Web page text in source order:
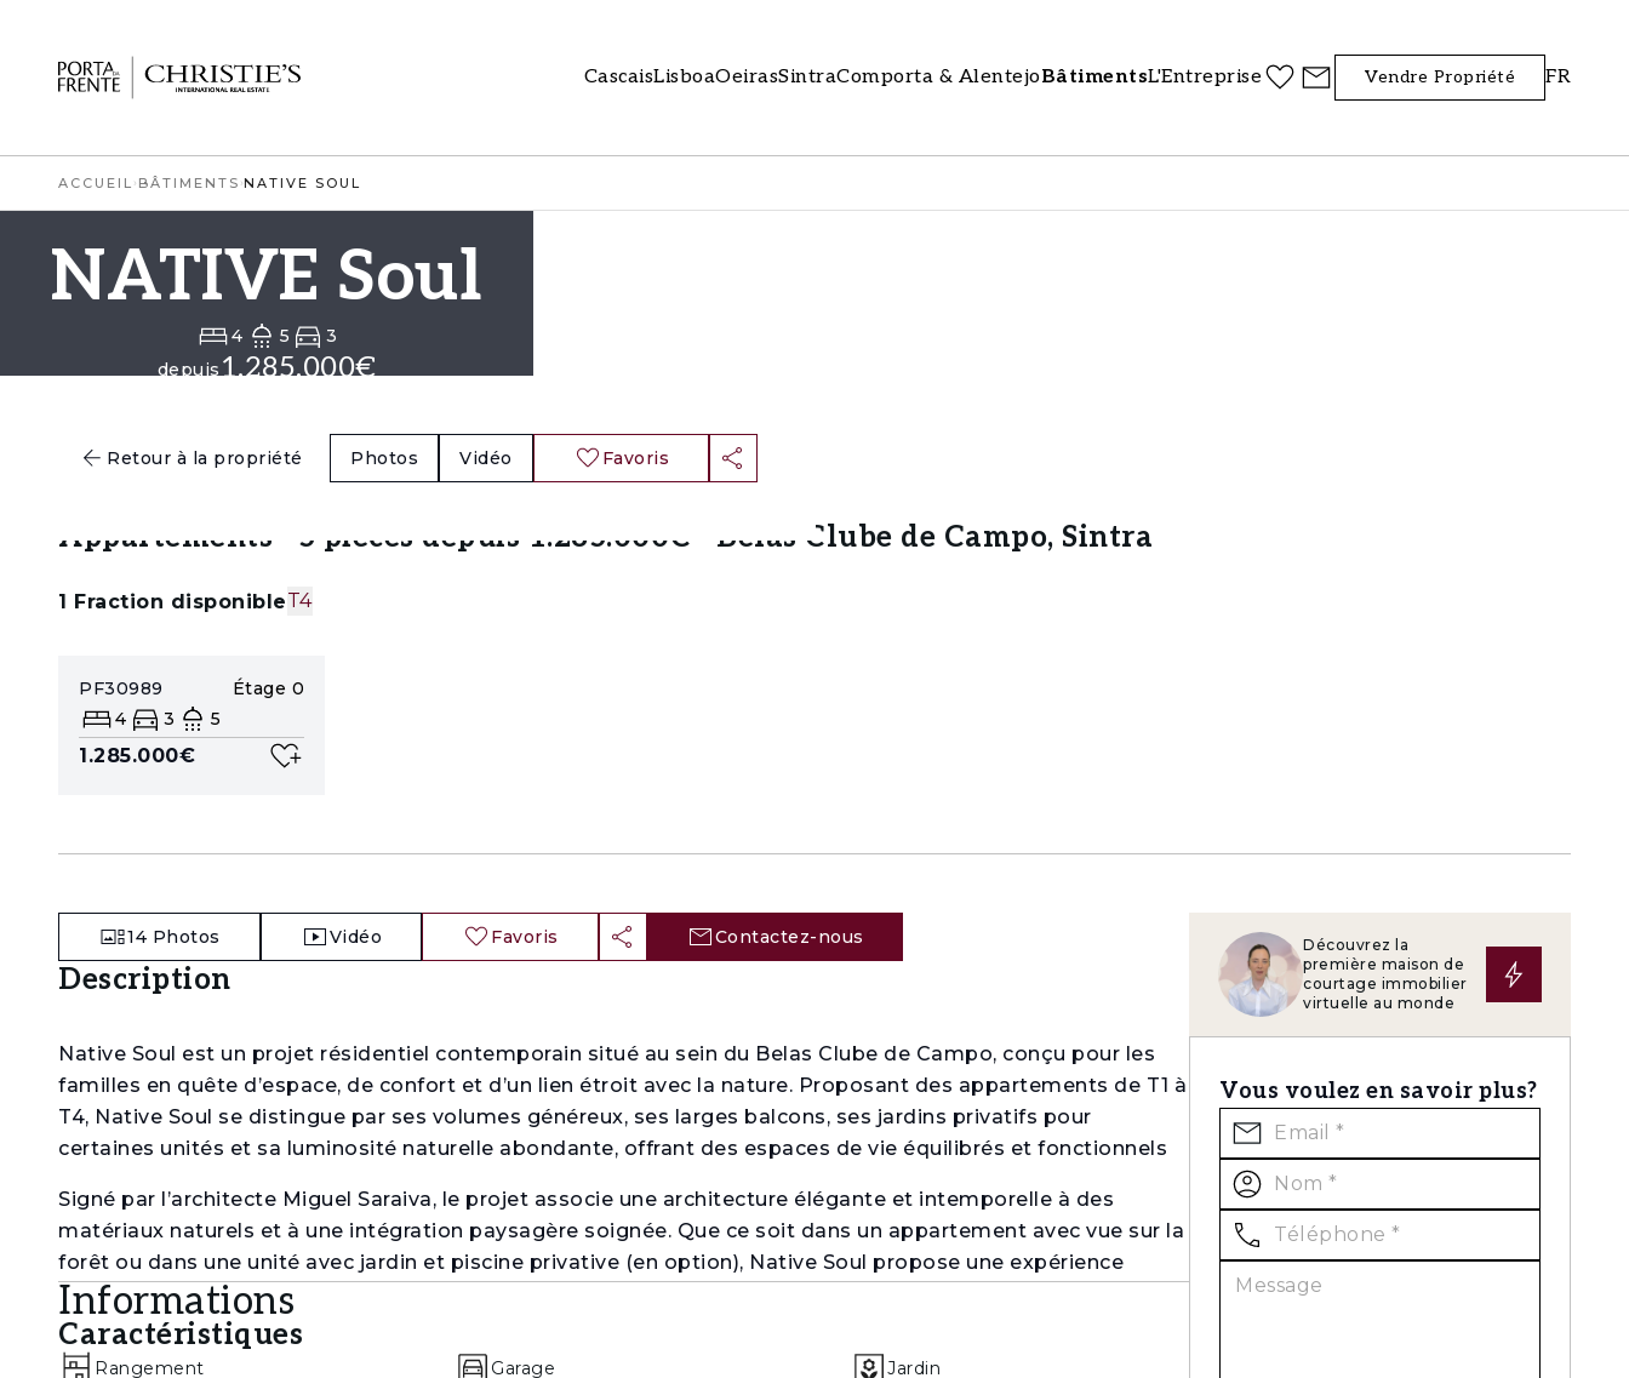
CascaisLisboaOeirasSintraComporta & AlentejoBâtimentsL'Entreprise Vendre Propriété FR
ACCUEIL › BÂTIMENTS ›NATIVE SOUL
NATIVE Soul
4 5
3
depuis1.285.000€
Appartements · 5 pièces depuis 1.285.000€ · Belas Clube de Campo, Sintra
1 Fraction disponibleT4
PF30989 Étage 0
4
3 5
1.285.000€
14 Photos Vidéo Favoris Contactez-nous
Description
Native Soul est un projet résidentiel contemporain situé au sein du Belas Clube de Campo, conçu pour les
familles en quête d’espace, de confort et d’un lien étroit avec la nature. Proposant des appartements de T1 à
T4, Native Soul se distingue par ses volumes généreux, ses larges balcons, ses jardins privatifs pour
certaines unités et sa luminosité naturelle abondante, offrant des espaces de vie équilibrés et fonctionnels
Signé par l’architecte Miguel Saraiva, le projet associe une architecture élégante et intemporelle à des
matériaux naturels et à une intégration paysagère soignée. Que ce soit dans un appartement avec vue sur la
forêt ou dans une unité avec jardin et piscine privative (en option), Native Soul propose une expérience
résidentielle raffinée, où la sérénité de la nature rencontre la qualité des quartiers urbains premium.
Lifestyle Belas Clube de Campo
Informations
Caractéristiques
Rangement Garage Jardin
Découvrez la
première maison de
courtage immobilier
virtuelle au monde
Vous voulez en savoir plus?
Retour à la propriété Photos Vidéo Favoris